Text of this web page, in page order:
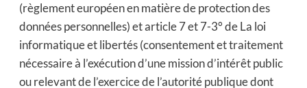
(règlement européen en matière de protection des
données personnelles) et article 7 et 7-3° de La loi
informatique et libertés (consentement et traitement
nécessaire à l’exécution d’une mission d’intérêt public
ou relevant de l’exercice de l’autorité publique dont